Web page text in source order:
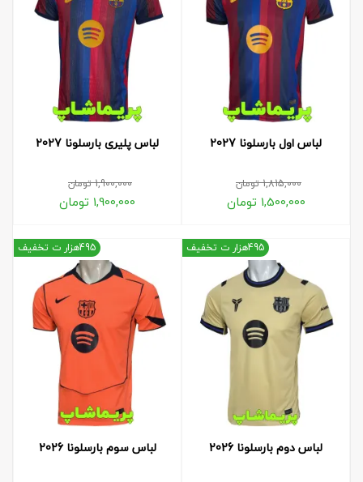
لباس اول بارسلونا 2027
1,815,000تومان
1,500,000 تومان
لباس پلیری بارسلونا 2027
1,900,000تومان
1,900,000 تومان
لباس دوم بارسلونا 2026
495هزار ت تخفیف
لباس سوم بارسلونا 2026
495هزار ت تخفیف